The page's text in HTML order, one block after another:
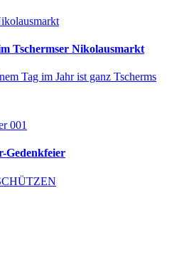
Tschermser Nikolausmarkt
Tag im Jahr ist ganz Tscherms
Gedenkfeier